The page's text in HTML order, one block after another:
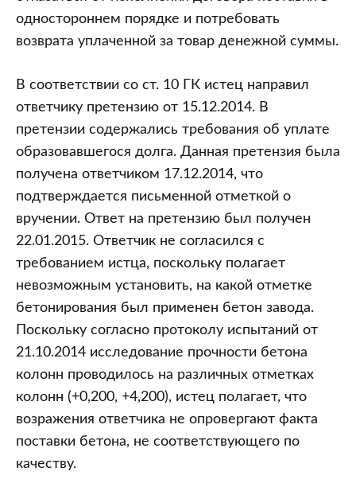
одностороннем порядке и потребовать
возврата уплаченной за товар денежной суммы.
В соответствии со ст. 10 ГК истец направил
ответчику претензию от 15.12.2014. В
претензии содержались требования об уплате
образовавшегося долга. Данная претензия была
получена ответчиком 17.12.2014, что
подтверждается письменной отметкой о
вручении. Ответ на претензию был получен
22.01.2015. Ответчик не согласился с
требованием истца, поскольку полагает
невозможным установить, на какой отметке
бетонирования был применен бетон завода.
Поскольку согласно протоколу испытаний от
21.10.2014 исследование прочности бетона
колонн проводилось на различных отметках
колонн (+0,200, +4,200), истец полагает, что
возражения ответчика не опровергают факта
поставки бетона, не соответствующего по
качеству.